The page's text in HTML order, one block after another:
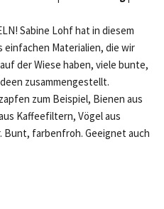
Sabine Lohf hat in diesem
einfachen Materialien, die wir
der Wiese haben, viele bunte,
zusammengestellt.
zum Beispiel, Bienen aus
Kaffeefiltern, Vögel aus
Bunt, farbenfroh. Geeignet auch